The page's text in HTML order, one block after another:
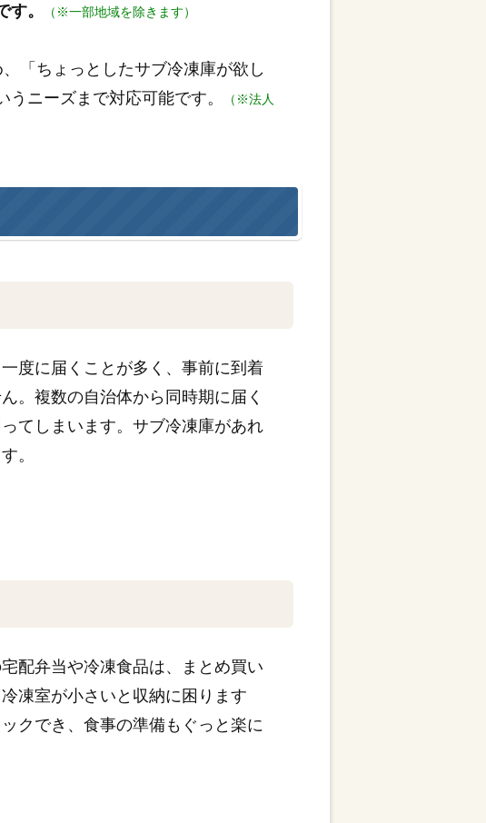
。 （※一部地域を除きます）
「ちょっとしたサブ冷凍庫が欲し
ニーズまで対応可能です。
（※法人
度に届くことが多く、事前に到着
。複数の自治体から同時期に届く
てしまいます。サブ冷凍庫があれ
。
配弁当や冷凍食品は、まとめ買い
凍室が小さいと収納に困ります
クでき、食事の準備もぐっと楽に